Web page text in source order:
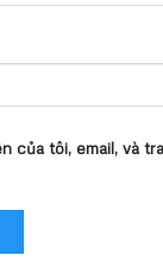
của tôi, email, và